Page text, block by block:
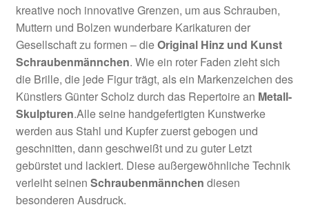
kreative noch innovative Grenzen, um aus Schrauben,
Muttern und Bolzen wunderbare Karikaturen der
Gesellschaft zu formen – dieOriginal Hinz und Kunst
Schraubenmännchen. Wie ein roter Faden zieht sich
die Brille, die jede Figur trägt, als ein Markenzeichen des
Künstlers Günter Scholz durch das Repertoire an Metall-
Skulpturen.Alle seine handgefertigten Kunstwerke
werden aus Stahl und Kupfer zuerst gebogen und
geschnitten, dann geschweißt und zu guter Letzt
gebürstet und lackiert. Diese außergewöhnliche Technik
verleiht seinen Schraubenmännchen diesen
besonderen Ausdruck.